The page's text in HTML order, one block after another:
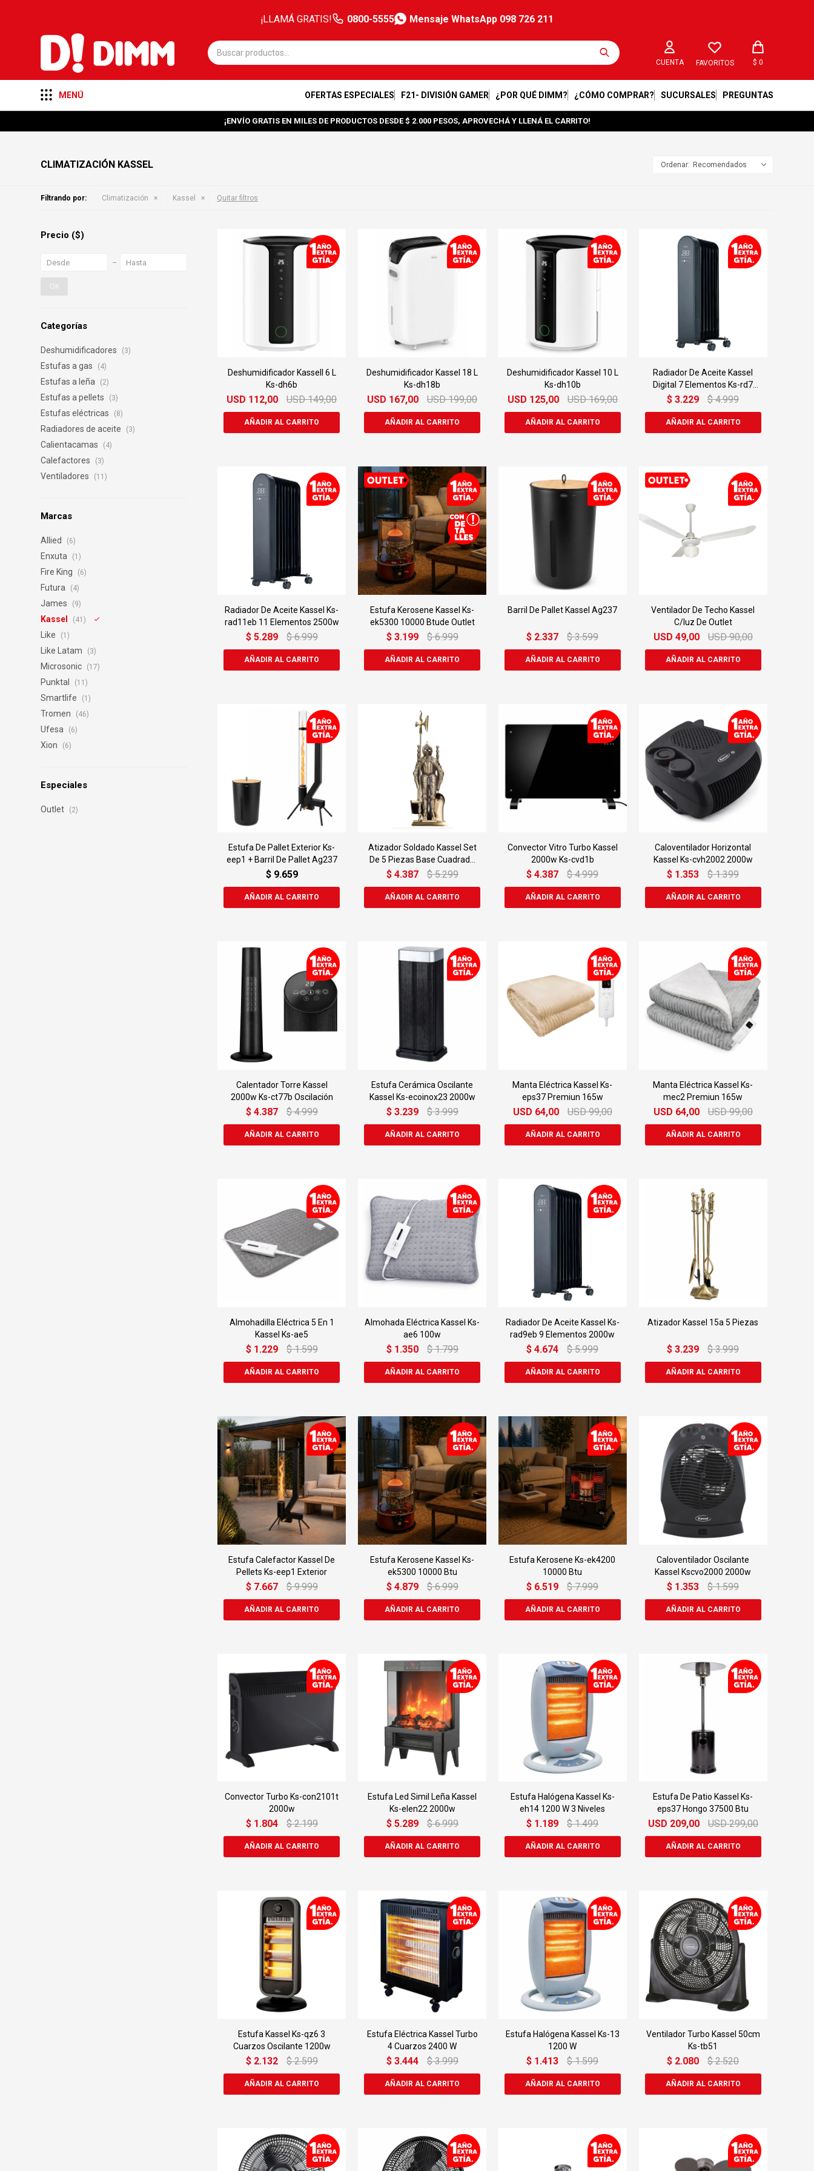
¡LLAMÁ GRATIS! 0800-5555 Mensaje WhatsApp 098 726 211
MENÚ OFERTAS ESPECIALES F21- DIVISIÓN GAMER ¿POR QUÉ DIMM? ¿CÓMO COMPRAR? SUCURSALES PREGUNTAS
FAVORITOS $ 0
¡ENVÍO GRATIS EN MILES DE PRODUCTOS DESDE $ 2.000 PESOS, APROVECHÁ Y LLENÁ EL CARRITO!
CLIMATIZACIÓN KASSEL Recomendados
Filtrando por: Climatización Kassel Quitar filtros
Categorías
Deshumidificadores (3)
Estufas a gas (4)
Estufas a leña (2)
Estufas a pellets (3)
Estufas eléctricas (8)
Radiadores de aceite (3)
Calientacamas (4)
Calefactores (3)
Ventiladores (11)
Marcas
Allied (6)
Enxuta (1)
Fire King (6)
Futura (4)
James (9)
Kassel (41)
Like (1)
Like Latam (3)
Microsonic (17)
Punktal (11)
Smartlife (1)
Tromen (46)
Ufesa (6)
Xion (6)
Precio ($)
OK
Especiales
Outlet (2)
Deshumidificador Kassell 6 L
Ks-dh6b
USD 112,00 USD 149,00
Deshumidificador Kassel 18 L
Ks-dh18b
USD 167,00 USD 199,00
Deshumidificador Kassel 10 L
Ks-dh10b
USD 125,00 USD 169,00
Radiador De Aceite Kassel
Digital 7 Elementos Ks-rd7
1500 W
$ 3.229 $ 4.999
Radiador De Aceite Kassel Ks-
rad11eb 11 Elementos 2500w
$ 5.289 $ 6.999
Estufa Kerosene Kassel Ks-
ek5300 10000 Btude Outlet
$ 3.199 $ 6.999
Barril De Pallet Kassel Ag237
$ 2.337 $ 3.599
Ventilador De Techo Kassel
C/luz De Outlet
USD 49,00 USD 90,00
Estufa De Pallet Exterior Ks-
eep1 + Barril De Pallet Ag237
$ 9.659
Atizador Soldado Kassel Set
De 5 Piezas Base Cuadrada
Ag212
$ 4.387 $ 5.299
Convector Vitro Turbo Kassel
2000w Ks-cvd1b
$ 4.387 $ 4.999
Caloventilador Horizontal
Kassel Ks-cvh2002 2000w
$ 1.353 $ 1.399
Calentador Torre Kassel
2000w Ks-ct77b Oscilación
$ 4.387 $ 4.999
Estufa Cerámica Oscilante
Kassel Ks-ecoinox23 2000w
$ 3.239 $ 3.999
Manta Eléctrica Kassel Ks-
eps37 Premiun 165w
USD 64,00 USD 99,00
Manta Eléctrica Kassel Ks-
mec2 Premiun 165w
USD 64,00 USD 99,00
Almohadilla Eléctrica 5 En 1
Kassel Ks-ae5
$ 1.229 $ 1.599
Almohada Eléctrica Kassel Ks-
ae6 100w
$ 1.350 $ 1.799
Radiador De Aceite Kassel Ks-
rad9eb 9 Elementos 2000w
$ 4.674 $ 5.999
Atizador Kassel 15a 5 Piezas
$ 3.239 $ 3.999
Estufa Calefactor Kassel De
Pellets Ks-eep1 Exterior
$ 7.667 $ 9.999
Estufa Kerosene Kassel Ks-
ek5300 10000 Btu
$ 4.879 $ 6.999
Estufa Kerosene Ks-ek4200
10000 Btu
$ 6.519 $ 7.999
Caloventilador Oscilante
Kassel Kscvo2000 2000w
$ 1.353 $ 1.599
Convector Turbo Ks-con2101t
2000w
$ 1.804 $ 2.199
Estufa Led Simil Leña Kassel
Ks-elen22 2000w
$ 5.289 $ 6.999
Estufa Halógena Kassel Ks-
eh14 1200 W 3 Niveles
$ 1.189 $ 1.499
Estufa De Patio Kassel Ks-
eps37 Hongo 37500 Btu
USD 209,00 USD 299,00
Estufa Kassel Ks-qz6 3
Cuarzos Oscilante 1200w
$ 2.132 $ 2.599
Estufa Eléctrica Kassel Turbo
4 Cuarzos 2400 W
$ 3.444 $ 3.999
Estufa Halógena Kassel Ks-13
1200 W
$ 1.413 $ 1.599
Ventilador Turbo Kassel 50cm
Ks-tb51
$ 2.080 $ 2.520